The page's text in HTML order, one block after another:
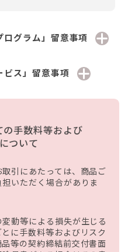
ログラム」留意事項
ビス」留意事項
手数料等および
ついて
引にあたっては、商品ご
いただく場合がありま
動等による損失が生じる
に手数料等およびリスク
等の契約締結前交付書面